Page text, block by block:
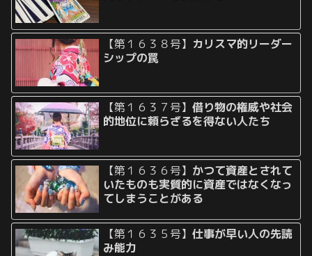
【第１６３８号】 カリスマ的リーダー
シップの罠
【第１６３７号】借り物の権威や社会
的地位に頼らざるを得ない人たち
【第１６３６号】 かつて資産とされて
いたものも実質的に資産ではなくなっ
てしまうことがある
【第１６３５号】仕事が早い人の先読
み能力